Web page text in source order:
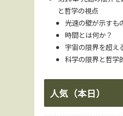
と哲学の視点
光速の壁が示すも
時間とは何か？
宇宙の限界を超え
科学の限界と哲学
人気（本日）